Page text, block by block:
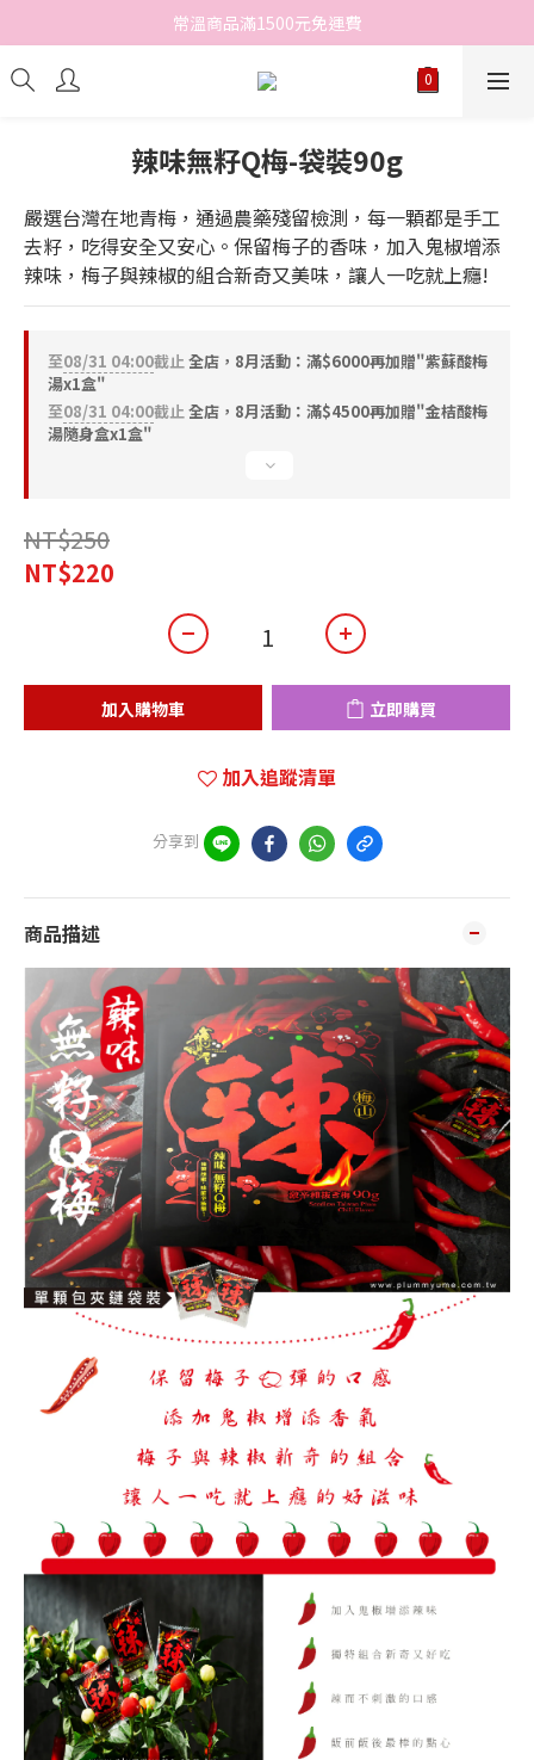
常溫商品滿1500元免運費
辣味無籽Q梅-袋裝90g
嚴選台灣在地青梅，通過農藥殘留檢測，每一顆都是手工
去籽，吃得安全又安心。保留梅子的香味，加入鬼椒增添
辣味，梅子與辣椒的組合新奇又美味，讓人一吃就上癮!
至08/31 04:00截止全店，8月活動：滿$6000再加贈"紫蘇酸梅
湯x1盒"
至08/31 04:00截止全店，8月活動：滿$4500再加贈"金桔酸梅
湯隨身盒x1盒"
NT$250
NT$220
加入購物車 立即購買
加入追蹤清單
分享到
商品描述